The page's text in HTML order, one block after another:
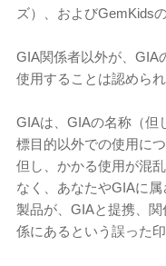
ズ）、およびGemKids
GIA関係者以外が、GIA
使用することは認められ
GIAは、GIAの名称（但
標目的以外での使用に
但し、かかる使用が混
なく、あなたやGIAに
製品が、GIAと提携、
係にあるという誤った